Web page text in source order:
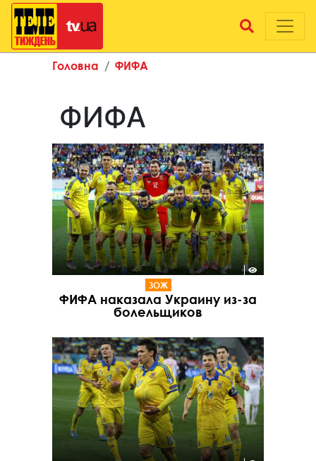
Головна ФИФА
ФИФА
ЗОЖ
ФИФА наказала Украину из-за
болельщиков